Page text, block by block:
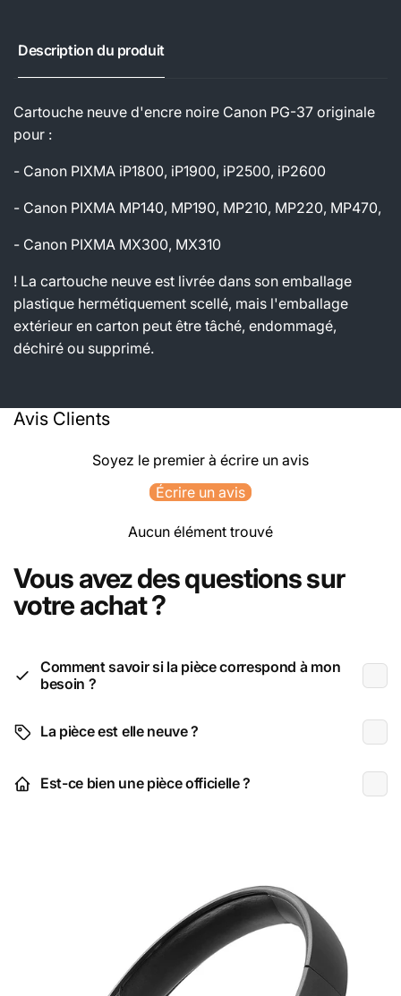
Description du produit
Cartouche neuve d'encre noire Canon PG-37 originale
pour :
- Canon PIXMA iP1800, iP1900, iP2500, iP2600
- Canon PIXMA MP140, MP190, MP210, MP220, MP470,
- Canon PIXMA MX300, MX310
! La cartouche neuve est livrée dans son emballage
plastique hermétiquement scellé, mais l'emballage
extérieur en carton peut être tâché, endommagé,
déchiré ou supprimé.
Avis Clients
Soyez le premier à écrire un avis
Écrire un avis
Aucun élément trouvé
Vous avez des questions sur
votre achat ?
Comment savoir si la pièce correspond à mon
besoin ?
La pièce est elle neuve ?
Est-ce bien une pièce officielle ?